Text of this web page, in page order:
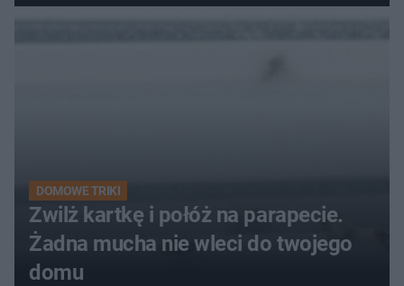
kobiety
DOMOWE TRIKI
Zwilż kartkę i połóż na parapecie.
Żadna mucha nie wleci do twojego
domu